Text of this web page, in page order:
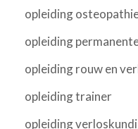
opleiding
opleiding
opleiding rouw en
opleiding trainer
opleiding